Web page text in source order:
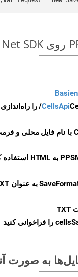
CellsApi
با نام فایل محلی و
TXT
را فراخوانی کنید